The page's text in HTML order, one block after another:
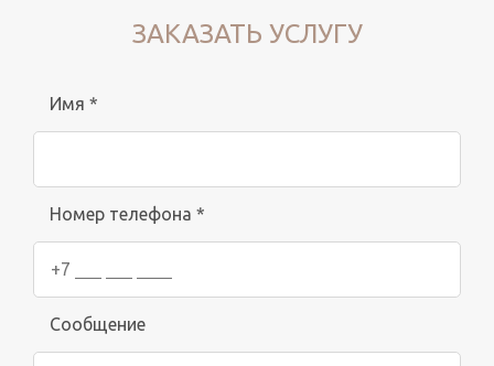
ЗАКАЗАТЬ УСЛУГУ
Имя *
Номер телефона *
Сообщение